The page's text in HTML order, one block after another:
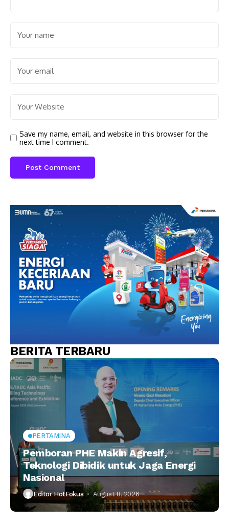
Save my name, email, and website in this browser for the
next time I comment.
BERITA TERBARU
PERTAMINA
Pemboran PHE Makin Agresif,
Teknologi Dibidik untuk Jaga Energi
Nasional
Editor HotFokus August 8, 2026